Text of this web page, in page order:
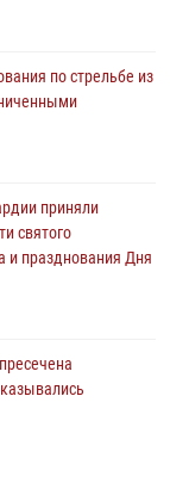
по стрельбе из
приняли
святого
и празднования Дня